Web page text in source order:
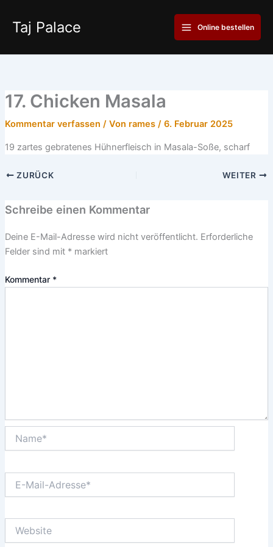
Inhalt
springen
Taj Palace
Main
Menu
Online bestellen
17. Chicken Masala
Kommentar verfassen / Von rames / 6. Februar 2025
19 zartes gebratenes Hühnerfleisch in Masala-Soße, scharf
ZURÜCK WEITER
Schreibe einen Kommentar
Deine E-Mail-Adresse wird nicht veröffentlicht. Erforderliche
Felder sind mit *markiert
Kommentar *
Mail-